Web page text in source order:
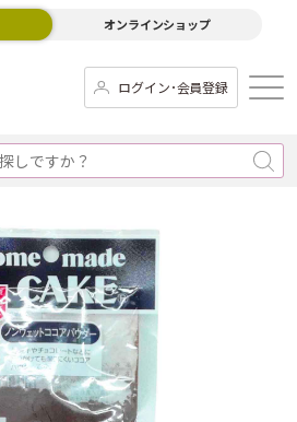
オンラインショップ
ログイン･会員登録